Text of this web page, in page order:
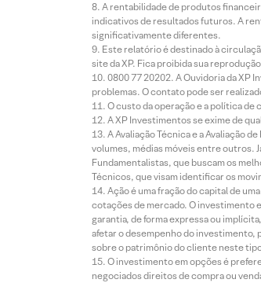
A rentabilidade de produtos
indicativos de resultados futuros. A
significativamente diferentes.
Este relatório é destinado à
site da XP. Fica proibida sua
0800 77 20202. A Ouvidoria da XP
problemas. O contato pode ser
O custo da operação e a política
A XP Investimentos se exime de
A Avaliação Técnica e a Avaliação
volumes, médias móveis entre outros.
Fundamentalistas, que buscam os
Técnicos, que visam identificar os
Ação é uma fração do capital de
cotações de mercado. O investimento
garantia, de forma expressa ou
afetar o desempenho do investimento,
sobre o patrimônio do cliente neste
O investimento em opções é
negociados direitos de compra ou